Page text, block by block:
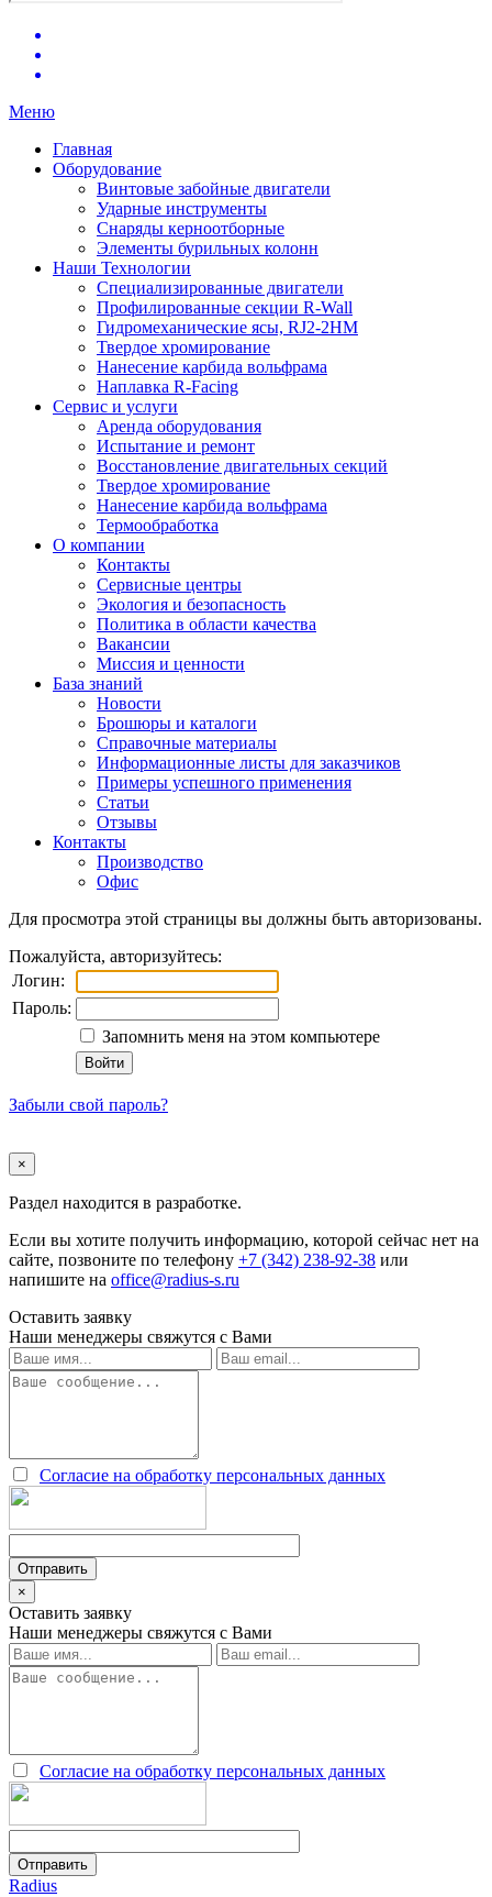
Меню
Главная
Оборудование
Винтовые забойные двигатели
Ударные инструменты
Снаряды керноотборные
Элементы бурильных колонн
Наши Технологии
Специализированные двигатели
Профилированные секции R-Wall
Гидромеханические ясы, RJ2-2HM
Твердое хромирование
Нанесение карбида вольфрама
Наплавка R-Facing
Сервис и услуги
Аренда оборудования
Испытание и ремонт
Восстановление двигательных секций
Твердое хромирование
Нанесение карбида вольфрама
Термообработка
О компании
Контакты
Сервисные центры
Экология и безопасность
Политика в области качества
Вакансии
Миссия и ценности
База знаний
Новости
Брошюры и каталоги
Справочные материалы
Информационные листы для заказчиков
Примеры успешного применения
Статьи
Отзывы
Контакты
Производство
Офис
Для просмотра этой страницы вы должны быть авторизованы.
Пожалуйста, авторизуйтесь:
Логин:
Пароль:
Запомнить меня на этом компьютере
Забыли свой пароль?
×
Раздел находится в разработке.
Если вы хотите получить информацию, которой сейчас нет на
сайте, позвоните по телефону +7 (342) 238-92-38 или
напишите на office@radius-s.ru
Оставить заявку
Наши менеджеры свяжутся с Вами
Согласие на обработку персональных данных
×
Оставить заявку
Наши менеджеры свяжутся с Вами
Согласие на обработку персональных данных
Radius